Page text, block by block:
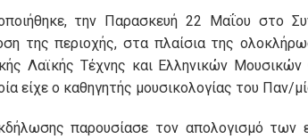
την Παρασκευή 22 Μαΐου στο
της περιοχής, στα πλαίσια της
Λαϊκής Τέχνης και Ελληνικών
είχε ο καθηγητής μουσικολογίας του
παρουσίασε τον απολογισμό των